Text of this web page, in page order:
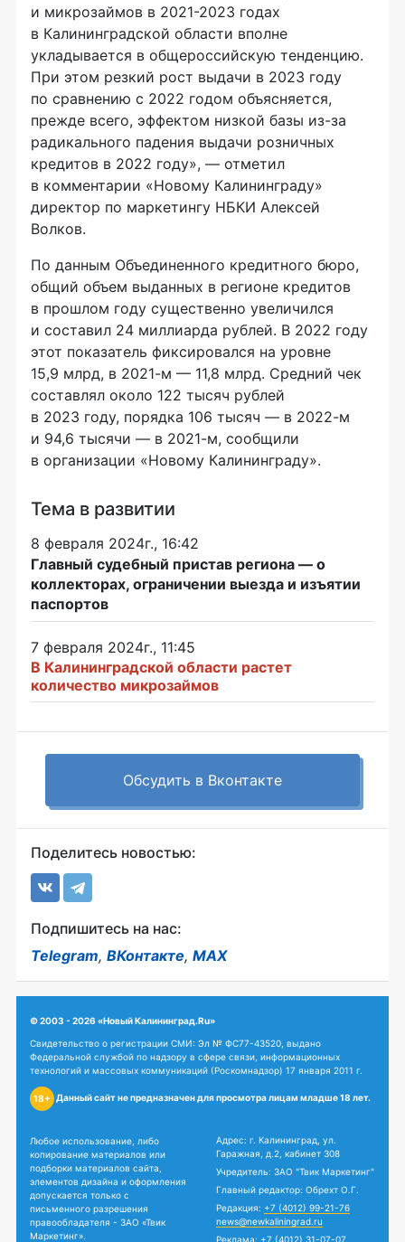
и микрозаймов в 2021-2023 годах
в Калининградской области вполне
укладывается в общероссийскую тенденцию.
При этом резкий рост выдачи в 2023 году
по сравнению с 2022 годом объясняется,
прежде всего, эффектом низкой базы из-за
радикального падения выдачи розничных
кредитов в 2022 году», — отметил
в комментарии «Новому Калининграду»
директор по маркетингу НБКИ Алексей
Волков.
По данным Объединенного кредитного бюро,
общий объем выданных в регионе кредитов
в прошлом году существенно увеличился
и составил 24 миллиарда рублей. В 2022 году
этот показатель фиксировался на уровне
15,9 млрд, в 2021-м — 11,8 млрд. Средний чек
составлял около 122 тысяч рублей
в 2023 году, порядка 106 тысяч — в 2022-м
и 94,6 тысячи — в 2021-м, сообщили
в организации «Новому Калининграду».
Тема в развитии
8 февраля 2024г., 16:42
Главный судебный пристав региона — о
коллекторах, ограничении выезда и изъятии
паспортов
7 февраля 2024г., 11:45
В Калининградской области растет
количество микрозаймов
Обсудить в Вконтакте
Поделитесь новостью:
Подпишитесь на нас:
Telegram, ВКонтакте, MAX
© 2003 - 2026 «Новый Калининград.Ru»
Свидетельство о регистрации СМИ: Эл № ФС77-43520, выдано
Федеральной службой по надзору в сфере связи, информационных
технологий и массовых коммуникаций (Роскомнадзор) 17 января 2011 г.
18+ Данный сайт не предназначен для просмотра лицам младше 18 лет.
Любое использование, либо
копирование материалов или
подборки материалов сайта,
элементов дизайна и оформления
допускается только с
письменного разрешения
правообладателя - ЗАО «Твик
Маркетинг».
Адрес: г. Калининград, ул.
Гаражная, д.2, кабинет 308
Учредитель: ЗАО "Твик Маркетинг"
Главный редактор: Обрехт О.Г.
Редакция: +7 (4012) 99-21-76
news@newkaliningrad.ru
Реклама: +7 (4012) 31-07-07